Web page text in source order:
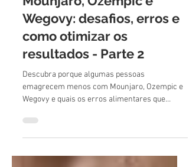
terapêutica com
Mounjaro, Ozempic e
Wegovy: desafios, erros e
como otimizar os
resultados - Parte 2
Descubra porque algumas pessoas
Wegovy e quais os erros alimentares que
podem limitar os resultados.